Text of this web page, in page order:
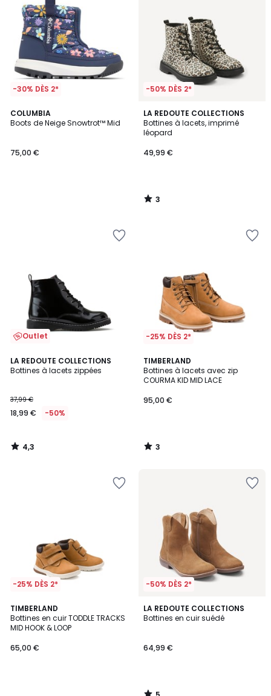
-30% DÈS 2*
COLUMBIA
Boots de Neige Snowtrot™ Mid
75,00 €
-50% DÈS 2*
LA REDOUTE COLLECTIONS
Bottines à lacets, imprimé
léopard
49,99 €
3
/
5
3
/
Outlet
LA REDOUTE COLLECTIONS
Bottines à lacets zippées
37,99 €
18,99 € -50%
4,3
/ 5
4,3
/
-25% DÈS 2*
TIMBERLAND
Bottines à lacets avec zip
COURMA KID MID LACE
95,00 €
3
/
5
3
/
-25% DÈS 2*
TIMBERLAND
Bottines en cuir TODDLE TRACKS
MID HOOK & LOOP
65,00 €
-50% DÈS 2*
LA REDOUTE COLLECTIONS
Bottines en cuir suédé
64,99 €
5
/